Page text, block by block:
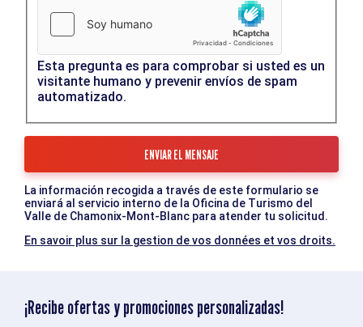
Esta pregunta es para comprobar si usted es un
visitante humano y prevenir envíos de spam
automatizado.
La información recogida a través de este formulario se
enviará al servicio interno de la Oficina de Turismo del
Valle de Chamonix-Mont-Blanc para atender tu solicitud.
En savoir plus sur la gestion de vos données et vos droits.
¡Recibe ofertas y promociones personalizadas!